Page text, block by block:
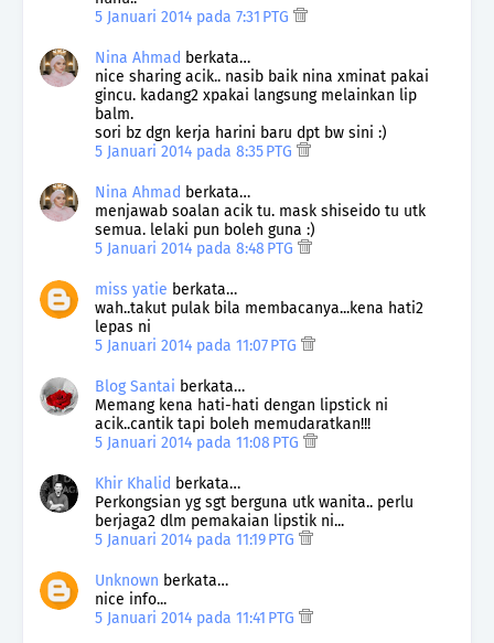
5 Januari 2014 pada 7:31 PTG
Nina Ahmad berkata…
nice sharing acik.. nasib baik nina xminat pakai
gincu. kadang2 xpakai langsung melainkan lip
balm.
sori bz dgn kerja harini baru dpt bw sini :)
5 Januari 2014 pada 8:35 PTG
Nina Ahmad berkata…
menjawab soalan acik tu. mask shiseido tu utk
semua. lelaki pun boleh guna :)
5 Januari 2014 pada 8:48 PTG
miss yatie berkata…
wah..takut pulak bila membacanya...kena hati2
lepas ni
5 Januari 2014 pada 11:07 PTG
Blog Santai berkata…
Memang kena hati-hati dengan lipstick ni
acik..cantik tapi boleh memudaratkan!!!
5 Januari 2014 pada 11:08 PTG
Khir Khalid berkata…
Perkongsian yg sgt berguna utk wanita.. perlu
berjaga2 dlm pemakaian lipstik ni...
5 Januari 2014 pada 11:19 PTG
Unknown berkata…
nice info...
5 Januari 2014 pada 11:41 PTG